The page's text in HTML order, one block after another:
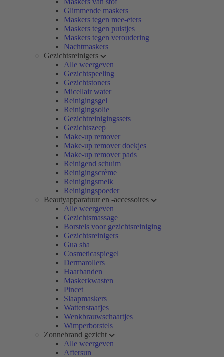
Maskers van stof
Glimmende maskers
Maskers tegen mee-eters
Maskers tegen puistjes
Maskers tegen veroudering
Nachtmaskers
Gezichtsreinigers
Alle weergeven
Gezichtspeeling
Gezichtstoners
Micellair water
Reinigingsgel
Reinigingsolie
Gezichtreinigingssets
Gezichtszeep
Make-up remover
Make-up remover doekjes
Make-up remover pads
Reinigend schuim
Reinigingscrème
Reinigingsmelk
Reinigingspoeder
Beautyapparatuur en -accessoires
Alle weergeven
Gezichtsmassage
Borstels voor gezichtsreiniging
Gezichtsreinigers
Gua sha
Cosmeticaspiegel
Dermarollers
Haarbanden
Maskerkwasten
Pincet
Slaapmaskers
Wattenstaafjes
Wenkbrauwschaartjes
Wimperborstels
Zonnebrand gezicht
Alle weergeven
Aftersun